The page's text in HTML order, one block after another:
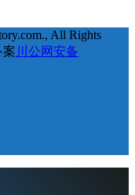
All Rights
川公网安备